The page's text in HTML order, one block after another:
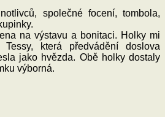
společné focení, tombola,
na výstavu a bonitaci. Holky mi
která předvádění doslova
jako hvězda. Obě holky dostaly
výborná.